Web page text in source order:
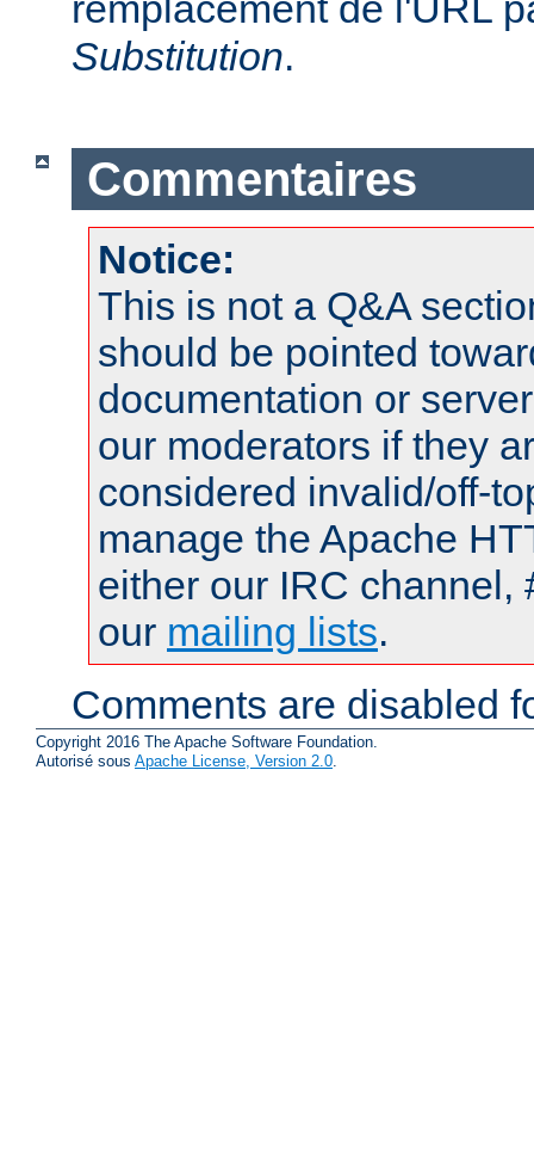
Substitution.
Commentaires
Notice:
This is not a Q&A
should be pointed
documentation or
our moderators if they
considered invalid/off-
manage the Apache
either our IRC channel,
our mailing lists.
Comments are disabled
Copyright 2016 The Apache Software Foundation.
Autorisé sous Apache License, Version 2.0